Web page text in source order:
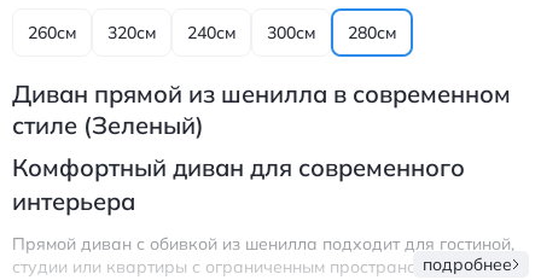
260см 320см 240см 300см 280см
Диван прямой из шенилла в современном
стиле (Зеленый)
Комфортный диван для современного
интерьера
Прямой диван с обивкой из шенилла подходит для гостиной,
студии или квартиры с ограниченным пространством.подробнее